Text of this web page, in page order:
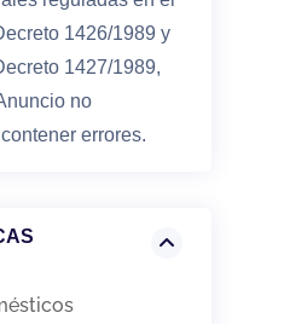
1426/1989 y
1427/1989,
no
errores.